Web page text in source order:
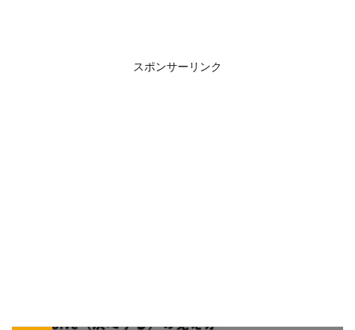
スポンサーリンク